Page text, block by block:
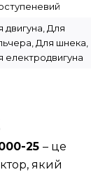
двигуна, Для
Для шнека,
електродвигуна
25 – це
який